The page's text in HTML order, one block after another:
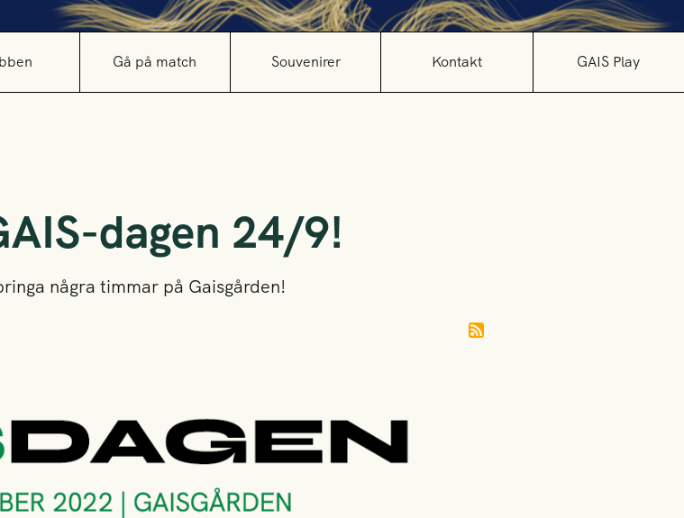
Gå på match Souvenirer Kontakt GAIS Play
dagen 24/9!
några timmar på Gaisgården!